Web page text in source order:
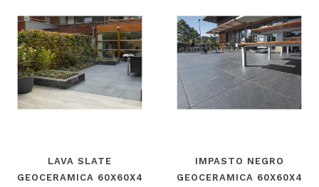
LAVA SLATE
GEOCERAMICA 60X60X4
IMPASTO NEGRO
GEOCERAMICA 60X60X4